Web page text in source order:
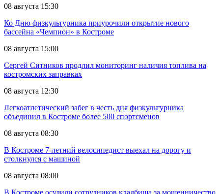
08 августа 15:30
Ко Дню физкультурника приурочили открытие нового
бассейна «Чемпион» в Костроме
08 августа 15:00
Сергей Ситников продлил мониторинг наличия топлива на
костромских заправках
08 августа 12:30
Легкоатлетический забег в честь дня физкультурника
объединил в Костроме более 500 спортсменов
08 августа 08:30
В Костроме 7-летний велосипедист выехал на дорогу и
столкнулся с машиной
08 августа 08:00